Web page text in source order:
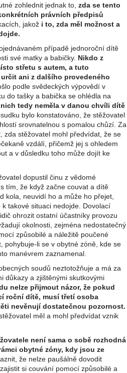
zohlednit jednak to, zda se tento
právních předpisů
jakoži to, zda měl možnost a
případě jednoroční dítě
své matky a babičky. Nikdo z
střetu s autem, a tuto
ani z dalšího provedeného
podle svědeckých výpovědí v
do tašky a babička se ohlédla na
tedy neměla v danou chvíli dítě
bylo konstatováno, že stěžovatel
srovnatelnou s pomalou chůzí. Za
zda stěžovatel mohl předvídat, že se
vzdálí, přičemž jej s ohledem
a v důsledku toho může dojít ke
dopustil činu z vědomé
tím, že když začne couvat a dítě
kola, neuvidí ho a může ho přejet,
takové situaci nedojde. Dovolací
ohrozit ostatní účastníky provozu
okolnosti, zejména nedostatečný
způsobilé a náležitě poučené
pohybuje-li se v obytné zóně, kde se
manévrem zaznamenal.
soudů neztotožňuje a má za
důkazy a zjištěnými skutkovými
nelze přijmout názor, že pokud
roční dítě, musí třetí osoba
nevěnují dostatečnou pozornost.
měl a mohl předvídat vznik
není sama o sobě rozhodná
obytné zóny, kdy jsou ze
že nelze paušálně dovodit
si couvání pomocí způsobilé a